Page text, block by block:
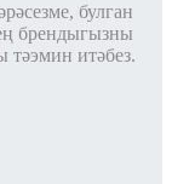
булган
брендыгызны
тәэмин итәбез.